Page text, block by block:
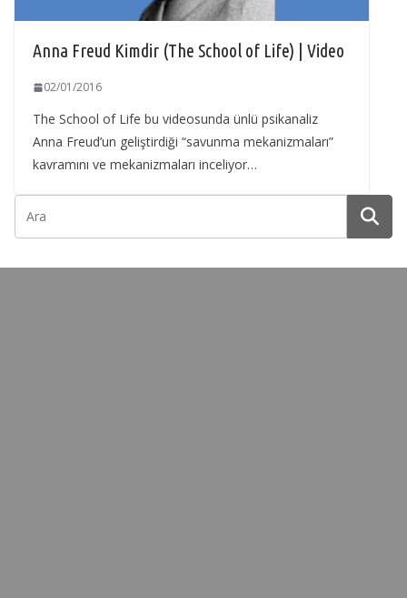
Anna Freud Kimdir (The School of Life) | Video
02/01/2016
The School of Life bu videosunda ünlü psikanaliz
Anna Freud’un geliştirdiği “savunma mekanizmaları”
kavramını ve mekanizmaları inceliyor…